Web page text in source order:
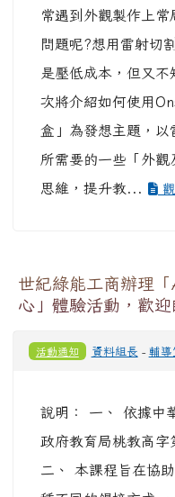
常遇到外觀製作上
問題呢?想用雷射切
是壓低成本，但又
次將介紹如何使用
盒」為發想主題，以
所需要的一些「外觀
思維，提升教...
世紀綠能工商辦理
心」體驗活動，歡
活動通知 資料組長 - 輔導
說明： 一、 依據中
政府教育局桃教高
二、 本課程旨在協